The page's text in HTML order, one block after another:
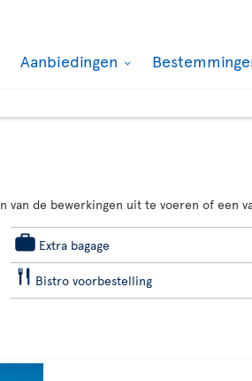
Aanbiedingen
van de bewerkingen uit te voeren of een
Extra bagage
Bistro voorbestelling